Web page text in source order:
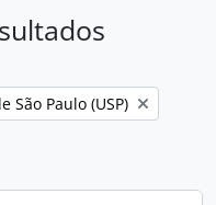
São Paulo (USP)